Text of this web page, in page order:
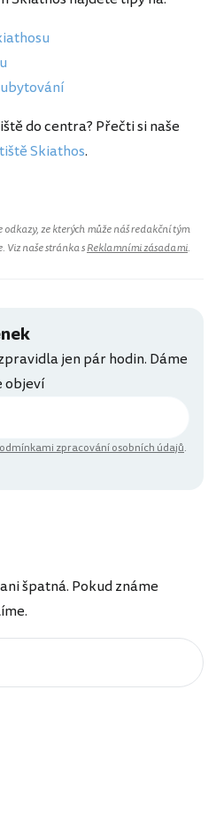
do centra? Přečti si naše
Skiathos.
ze kterých může náš redakční tým
Viz naše stránka sReklamními zásadami.
jen pár hodin. Dáme
objeví
zpracování osobních údajů.
špatná. Pokud známe